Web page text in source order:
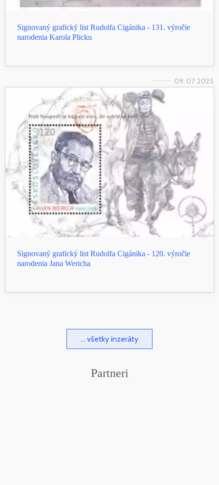
Signovaný grafický list Rudolfa Cigánika - 131. výročie
narodenia Karola Plicku
09. 07. 2025
Signovaný grafický list Rudolfa Cigánika - 120. výročie
narodenia Jana Wericha
... všetky inzeráty
Partneri